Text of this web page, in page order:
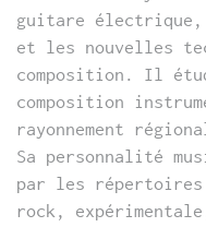
guitare électrique,
et les nouvelles
composition. Il
composition
rayonnement
Sa personnalité
par les répertoires
rock,